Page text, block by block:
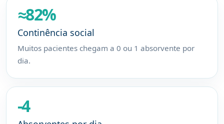
≈82%
Continência social
Muitos pacientes chegam a 0 ou 1 absorvente por
dia.
-4